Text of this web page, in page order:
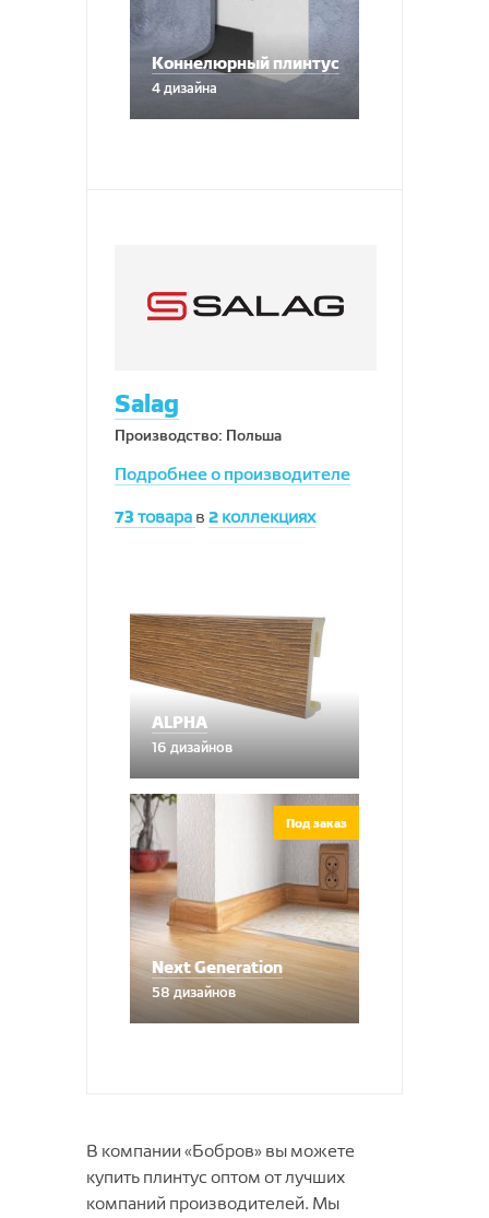
Коннелюрный плинтус
4 дизайна
Salag
Производство: Польша
Подробнее о производителе
73товара в 2 коллекциях
ALPHA
16 дизайнов
Next Generation
58 дизайнов
Под заказ
В компании «Бобров» вы можете
купить плинтус оптом от лучших
компаний производителей. Мы